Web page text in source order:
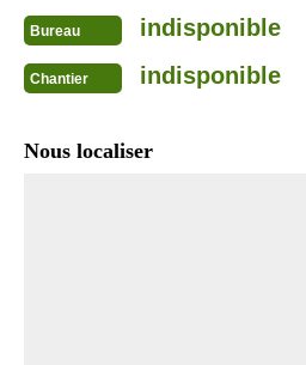
Bureau indisponible
Chantier indisponible
Nous localiser